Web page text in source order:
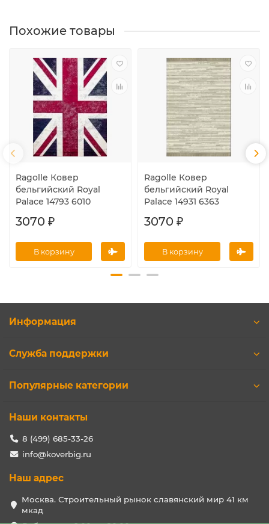
Похожие товары
Ragolle Ковер
бельгийский Royal
Palace 14793 6010
3070 ₽
В корзину
Ragolle Ковер
бельгийский Royal
Palace 14931 6363
3070 ₽
В корзину
Информация
Служба поддержки
Популярные категории
Наши контакты
8 (499) 685-33-26
info@koverbig.ru
Наш адрес
Москва. Строительный рынок славянский мир 41 км
мкад